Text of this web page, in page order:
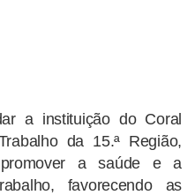
a instituição do Coral
da 15.ª Região,
a saúde e a
favorecendo as